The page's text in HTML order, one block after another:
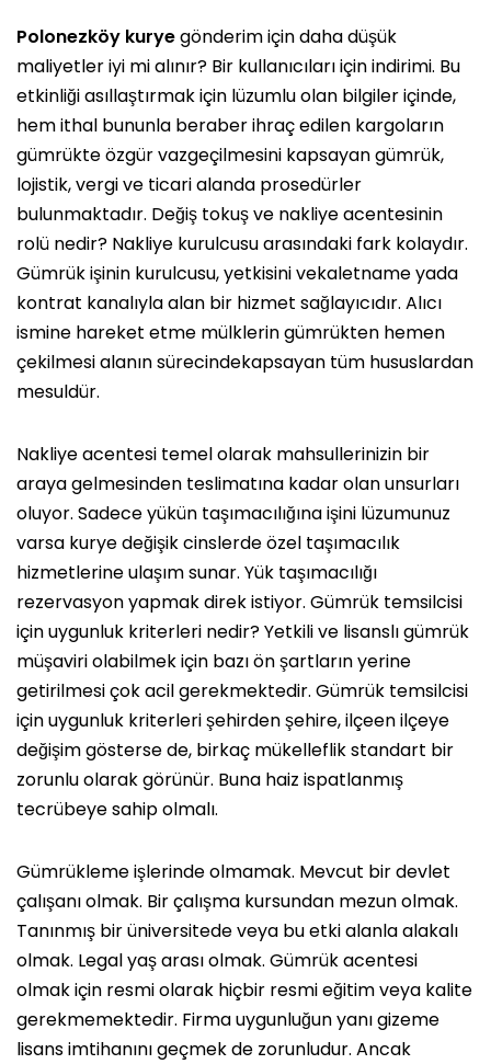
Polonezköy kuryegönderim için daha düşük
maliyetler iyi mi alınır? Bir kullanıcıları için indirimi. Bu
etkinliği asıllaştırmak için lüzumlu olan bilgiler içinde,
hem ithal bununla beraber ihraç edilen kargoların
gümrükte özgür vazgeçilmesini kapsayan gümrük,
lojistik, vergi ve ticari alanda prosedürler
bulunmaktadır. Değiş tokuş ve nakliye acentesinin
rolü nedir? Nakliye kurulcusu arasındaki fark kolaydır.
Gümrük işinin kurulcusu, yetkisini vekaletname yada
kontrat kanalıyla alan bir hizmet sağlayıcıdır. Alıcı
ismine hareket etme mülklerin gümrükten hemen
çekilmesi alanın sürecindekapsayan tüm hususlardan
mesuldür.
Nakliye acentesi temel olarak mahsullerinizin bir
araya gelmesinden teslimatına kadar olan unsurları
oluyor. Sadece yükün taşımacılığına işini lüzumunuz
varsa kurye değişik cinslerde özel taşımacılık
hizmetlerine ulaşım sunar. Yük taşımacılığı
rezervasyon yapmak direk istiyor. Gümrük temsilcisi
için uygunluk kriterleri nedir? Yetkili ve lisanslı gümrük
müşaviri olabilmek için bazı ön şartların yerine
getirilmesi çok acil gerekmektedir. Gümrük temsilcisi
için uygunluk kriterleri şehirden şehire, ilçeen ilçeye
değişim gösterse de, birkaç mükelleflik standart bir
zorunlu olarak görünür. Buna haiz ispatlanmış
tecrübeye sahip olmalı.
Gümrükleme işlerinde olmamak. Mevcut bir devlet
çalışanı olmak. Bir çalışma kursundan mezun olmak.
Tanınmış bir üniversitede veya bu etki alanla alakalı
olmak. Legal yaş arası olmak. Gümrük acentesi
olmak için resmi olarak hiçbir resmi eğitim veya kalite
gerekmemektedir. Firma uygunluğun yanı gizeme
lisans imtihanını geçmek de zorunludur. Ancak